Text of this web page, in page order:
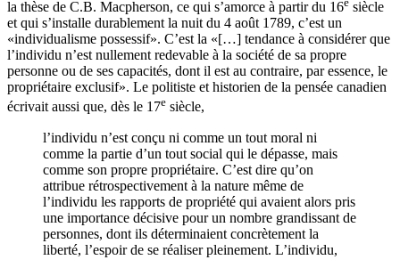
la thèse de C.B. Macpherson, ce qui s’amorce à partir du 16 siècle
et qui s’installe durablement la nuit du 4 août 1789, c’est un
«individualisme possessif». C’est la «[…] tendance à considérer que
l’individu n’est nullement redevable à la société de sa propre
personne ou de ses capacités, dont il est au contraire, par essence, le
propriétaire exclusif». Le politiste et historien de la pensée canadien
écrivait aussi que, dès le 17e siècle,
l’individu n’est conçu ni comme un tout moral ni
comme la partie d’un tout social qui le dépasse, mais
comme son propre propriétaire. C’est dire qu’on
attribue rétrospectivement à la nature même de
l’individu les rapports de propriété qui avaient alors pris
une importance décisive pour un nombre grandissant de
personnes, dont ils déterminaient concrètement la
liberté, l’espoir de se réaliser pleinement. L’individu,